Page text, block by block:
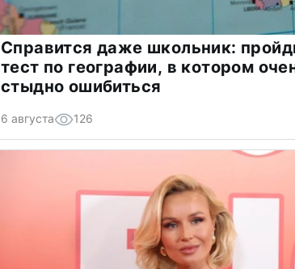
Справится даже школьник:
тест по географии, в котором
стыдно ошибиться
6 августа 126